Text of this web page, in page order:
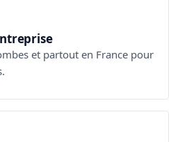
et partout en France pour